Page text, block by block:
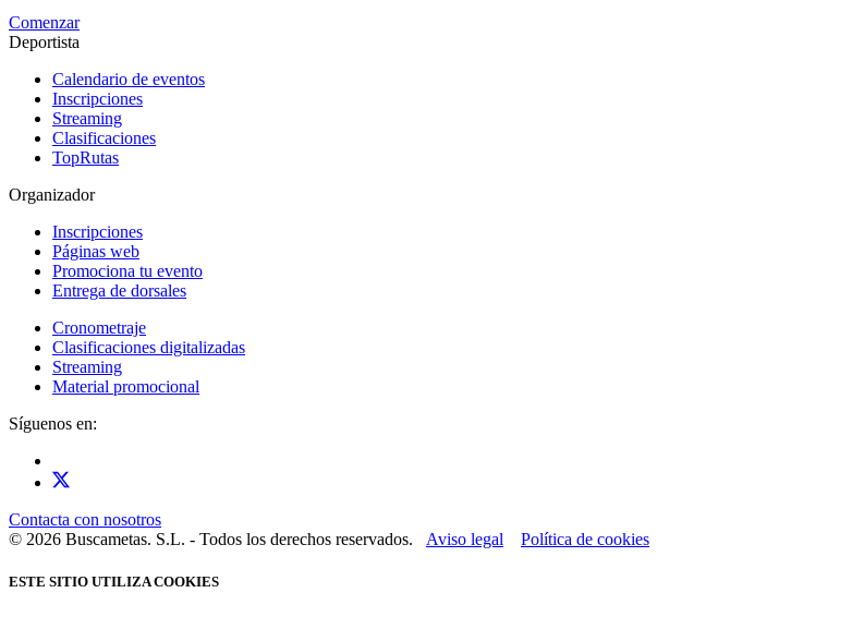
Comenzar
Deportista
Calendario de eventos
Inscripciones
Streaming
Clasificaciones
TopRutas
Organizador
Inscripciones
Páginas web
Promociona tu evento
Entrega de dorsales
Cronometraje
Clasificaciones digitalizadas
Streaming
Material promocional
Síguenos en:
Contacta con nosotros
© 2026 Buscametas. S.L. - Todos los derechos reservados. Aviso legal Política de cookies
ESTE SITIO UTILIZA COOKIES